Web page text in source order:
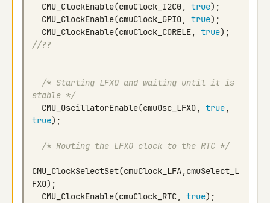
CMU_ClockEnable(cmuClock_I2C0, true);
CMU_ClockEnable(cmuClock_GPIO, true);
CMU_ClockEnable(cmuClock_CORELE, true);
//??
/* Starting LFXO and waiting until it is
stable */
CMU_OscillatorEnable(cmuOsc_LFXO, true,
true);
/* Routing the LFXO clock to the RTC */
CMU_ClockSelectSet(cmuClock_LFA, cmuSelect_L
FXO);
CMU_ClockEnable(cmuClock_RTC, true);